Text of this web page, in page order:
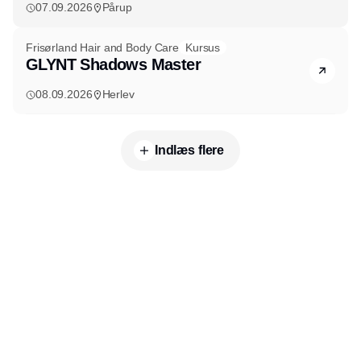
07.09.2026 Pårup
Frisørland Hair and Body Care Kursus
GLYNT Shadows Master
08.09.2026 Herlev
Indlæs flere